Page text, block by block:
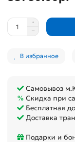
В избранное
Самовывоз
Скидка при
Бесплатная
Доставка
Подарки и